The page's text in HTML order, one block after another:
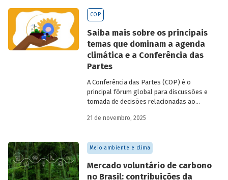
BNDES
COP
Saiba mais sobre os principais
temas que dominam a agenda
climática e a Conferência das
Partes
A Conferência das Partes (COP) é o
principal fórum global para discussões e
tomada de decisões relacionadas ao
em vista a urgência cada vez maior do
as discussões das mesas de negociações
saiam do discurso e resultem em
compromissos, planos de ações e metas,
com prazos e recursos definidos.
21 de novembro, 2025
Meio ambiente e clima
Mercado voluntário de carbono
no Brasil: contribuições da